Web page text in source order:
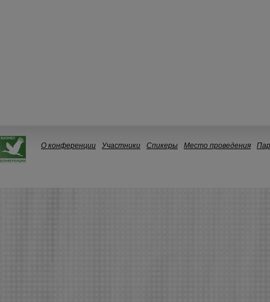
О конференции Участники Спикеры Место проведения